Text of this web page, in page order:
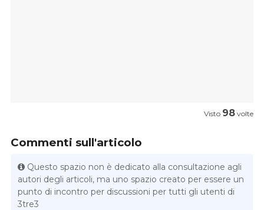
Visto 98 volte
Commenti sull'articolo
Questo spazio non è dedicato alla consultazione agli
autori degli articoli, ma uno spazio creato per essere un
punto di incontro per discussioni per tutti gli utenti di
3tre3